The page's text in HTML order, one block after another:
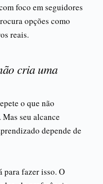
foco em seguidores
opções como
reais.
cria uma
o que não
seu alcance
depende de
para fazer isso. O